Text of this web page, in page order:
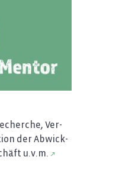
Ver­
der Ab­wick­
u.v.m.